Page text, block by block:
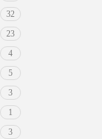
32
23
4
5
3
1
3